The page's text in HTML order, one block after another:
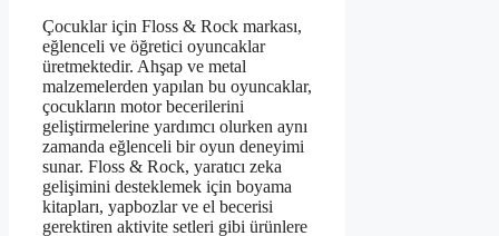
Çocuklar için Floss & Rock markası,
eğlenceli ve öğretici oyuncaklar
üretmektedir. Ahşap ve metal
malzemelerden yapılan bu oyuncaklar,
çocukların motor becerilerini
geliştirmelerine yardımcı olurken aynı
zamanda eğlenceli bir oyun deneyimi
sunar. Floss & Rock, yaratıcı zeka
gelişimini desteklemek için boyama
kitapları, yapbozlar ve el becerisi
gerektiren aktivite setleri gibi ürünlere